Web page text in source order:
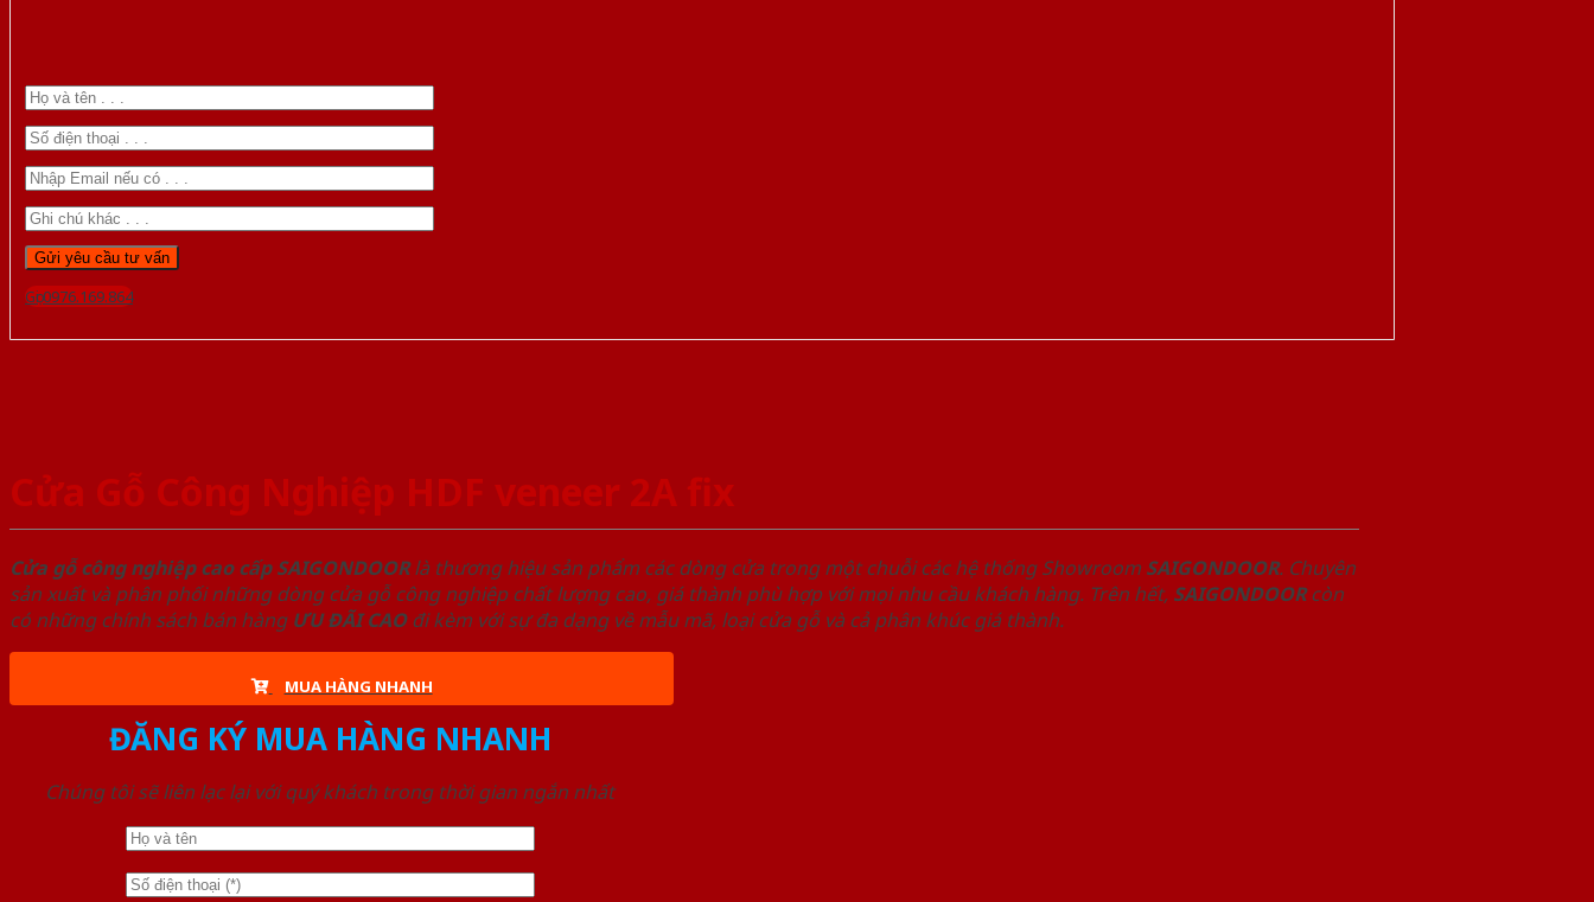
Gọi 0976.169.864
Cửa Gỗ Công Nghiệp HDF veneer 2A fix
Cửa gỗ công nghiệp cao cấp SAIGONDOORlà thương hiệu sản phẩm các dòng cửa trong một chuỗi các hệ thống Showroom SAIGONDOOR. Chuyên
sản xuất và phân phối những dòng cửa gỗ công nghiệp chất lượng cao, giá thành phù hợp với mọi nhu cầu khách hàng. Trên hết, SAIGONDOORcòn
có những chính sách bán hàng ƯU ĐÃI CAOđi kèm với sự đa dạng về mẫu mã, loại cửa gỗ và cả phân khúc giá thành.
MUA HÀNG NHANH
ĐĂNG KÝ MUA HÀNG NHANH
Chúng tôi sẽ liên lạc lại với quý khách trong thời gian ngắn nhất